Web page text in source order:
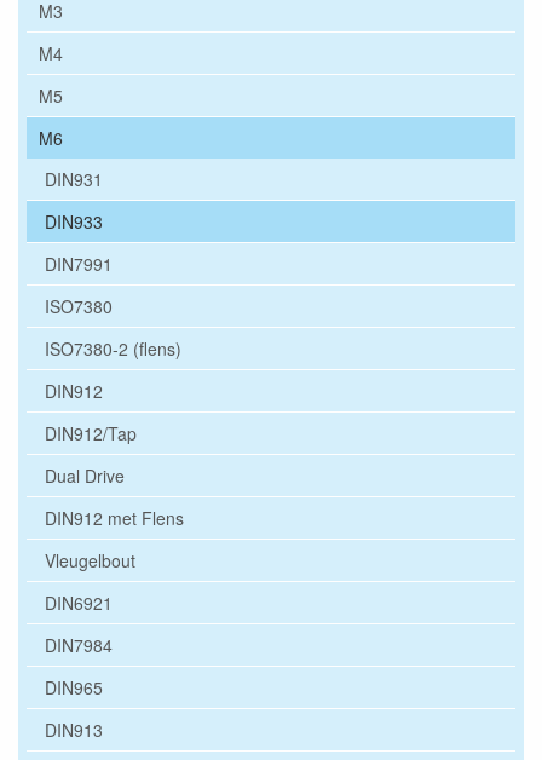
M3
M4
M5
M6
DIN931
DIN933
DIN7991
ISO7380
ISO7380-2 (flens)
DIN912
DIN912/Tap
Dual Drive
DIN912 met Flens
Vleugelbout
DIN6921
DIN7984
DIN965
DIN913